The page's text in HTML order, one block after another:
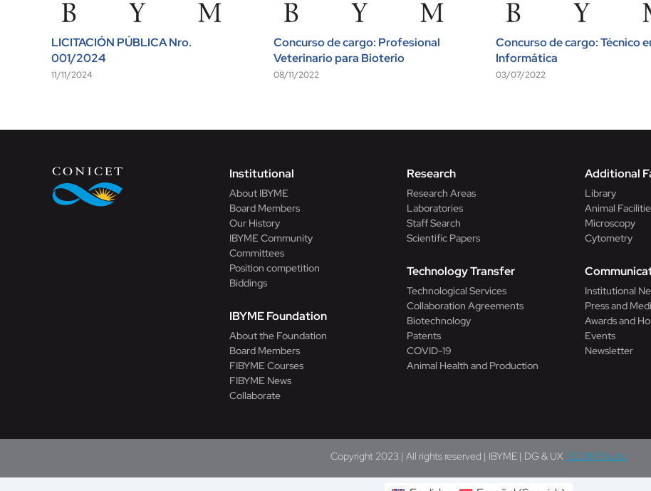
LICITACIÓN PÚBLICA Nro.
001/2024
11/11/2024
Concurso de cargo: Profesional
Veterinario para Bioterio
08/11/2022
Concurso de cargo: Técnico
Informática
03/07/2022
Institutional
About IBYME
Board Members
Our History
IBYME Community
Committees
Position competition
Biddings
IBYME Foundation
About the Foundation
Board Members
FIBYME Courses
FIBYME News
Collaborate
Research
Research Areas
Laboratories
Staff Search
Scientific Papers
Technology Transfer
Technological Services
Collaboration Agreements
Biotechnology
Patents
COVID-19
Animal Health and Production
Additional
Library
Animal
Microscopy
Cytometry
Institutional
Press and
Awards and
Events
Newsletter
Copyright 2023 | All rights reserved | IBYME | DG & UX BOOM! Studio